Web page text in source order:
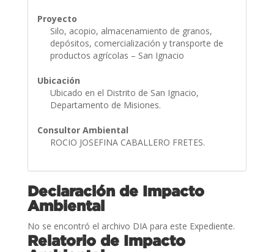
Proyecto
Silo, acopio, almacenamiento de granos,
depósitos, comercialización y transporte de
productos agrícolas – San Ignacio
Ubicación
Ubicado en el Distrito de San Ignacio,
Departamento de Misiones.
Consultor Ambiental
ROCIO JOSEFINA CABALLERO FRETES.
Declaración de Impacto
Ambiental
No se encontró el archivo DIA para este Expediente.
Relatorio de Impacto